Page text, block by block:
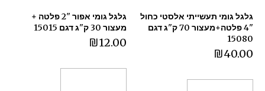
גלגל גומי תעשייתי אלסטי כחול
"4 פלטה+מעצור 70 ק"ג דגם
15080
₪40.00
גלגל גומי אפור "2 פלטה +
מעצור 30 ק"ג דגם 15015
₪12.00